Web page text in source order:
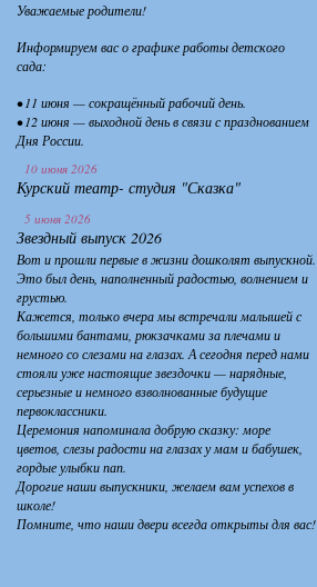
Уважаемые родители!
Информируем вас о графике работы детского
сада:
• 11 июня — сокращённый рабочий день.
• 12 июня — выходной день в связи с празднованием
Дня России.
10 июня 2026
Курский театр- студия "Сказка"
5 июня 2026
Звездный выпуск 2026
Вот и прошли первые в жизни дошколят выпускной.
Это был день, наполненный радостью, волнением и
грустью.
Кажется, только вчера мы встречали малышей с
большими бантами, рюкзачками за плечами и
немного со слезами на глазах. А сегодня перед нами
стояли уже настоящие звездочки — нарядные,
серьезные и немного взволнованные будущие
первоклассники.
Церемония напоминала добрую сказку: море
цветов, слезы радости на глазах у мам и бабушек,
гордые улыбки пап.
Дорогие наши выпускники, желаем вам успехов в
школе!
Помните, что наши двери всегда открыты для вас!